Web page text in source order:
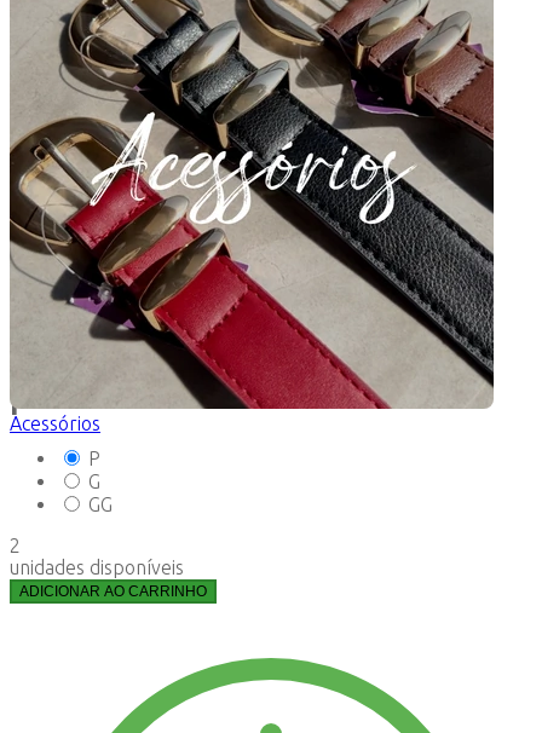
Acessórios
Vestido Assimétrico Dafne
Ganhepontos
R$257,90
6x 42,98 sem juros
P
P
G
GG
2
unidades disponíveis
ADICIONAR AO CARRINHO